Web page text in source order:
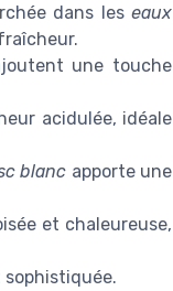
dans leseaux
une touche
acidulée, idéale
blanc apporte une
et chaleureuse,
sophistiquée.